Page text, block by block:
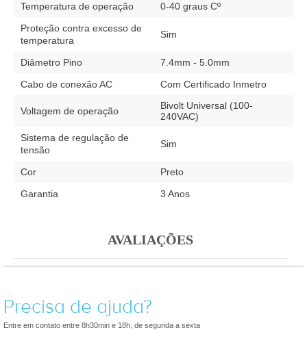
Temperatura de operação
0-40 graus Cº
Proteção contra excesso de
temperatura
Sim
Diâmetro Pino
7.4mm - 5.0mm
Cabo de conexão AC
Com Certificado Inmetro
Voltagem de operação
Bivolt Universal (100-
240VAC)
Sistema de regulação de
tensão
Sim
Cor
Preto
Garantia
3 Anos
AVALIAÇÕES
Precisa de ajuda?
Entre em contato entre 8h30min e 18h, de segunda a sexta